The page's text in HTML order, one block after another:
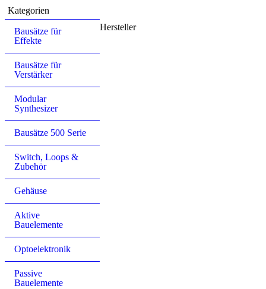
Kategorien
Bausätze für
Effekte
Bausätze für
Verstärker
Modular
Synthesizer
Bausätze 500 Serie
Switch, Loops &
Zubehör
Gehäuse
Aktive
Bauelemente
Optoelektronik
Passive
Bauelemente
Hersteller